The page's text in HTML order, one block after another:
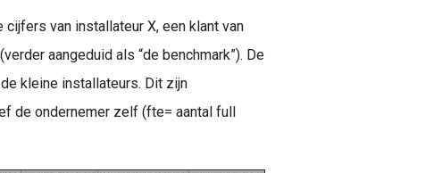
van installateur X, een klant van
aangeduid als “de benchmark”). De
kleine installateurs. Dit zijn
de ondernemer zelf (fte= aantal full